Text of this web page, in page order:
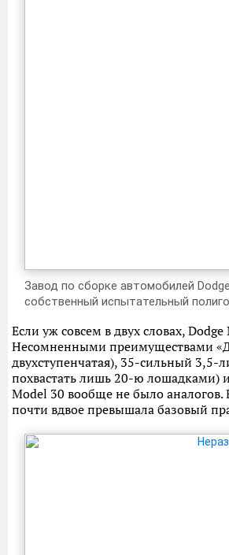
Завод по сборке автомобилей
собственный испытательный
Если уж совсем в двух словах,
Несомненными преимущеcтвами
двухступенчатая), 35-сильный
похвастать лишь 20-ю лошадками)
Model 30 вообще не было аналогов.
почти вдвое превышала базовый